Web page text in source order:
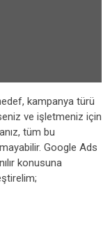
kampanya türü
ve işletmeniz için
tüm bu
Google Ads
konusuna